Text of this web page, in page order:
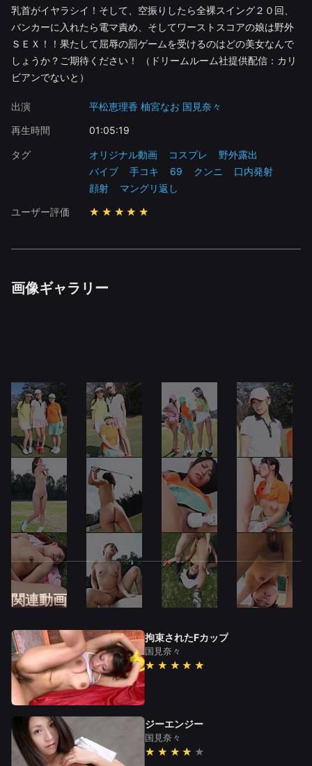
乳首がイヤラシイ！そして、空振りしたら全裸スイング２０回、
バンカーに入れたら電マ責め、そしてワーストスコアの娘は野外
ＳＥＸ！！果たして屈辱の罰ゲームを受けるのはどの美女なんで
しょうか？ご期待ください！ （ドリームルーム社提供配信：カリ
ビアンでないと）
出演 平松恵理香 柚宮なお 国見奈々
再生時間 01:05:19
タグ オリジナル動画 コスプレ
野外露出
バイブ
手コキ 69 クンニ
口内発射
顔射
マングリ返し
ユーザー評価 ★★★★★
画像ギャラリー
関連動画
拘束されたFカップ
国見奈々
★★★★★
ジーエンジー
国見奈々
★★★★